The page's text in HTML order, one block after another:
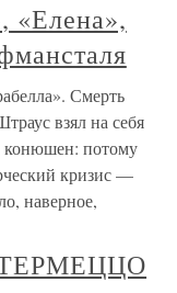
«Елена»,
Смерть
взял на себя
конюшен: потому
кризис —
наверное,